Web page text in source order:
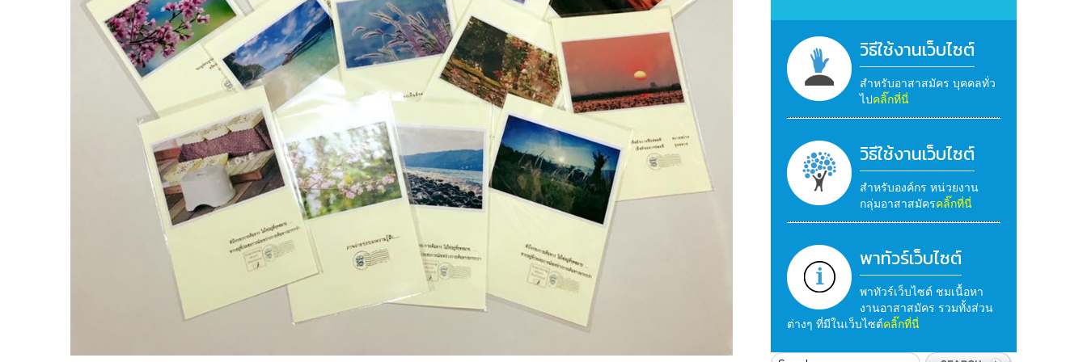
วิธีใช้งานเว็บไซต์
สำหรับอาสาสมัคร บุคคลทั่ว
ไปคลิ๊กที่นี่
วิธีใช้งานเว็บไซต์
สำหรับองค์กร หน่วยงาน
กลุ่มอาสาสมัครคลิ๊กที่นี่
พาทัวร์เว็บไซต์
พาทัวร์เว็บไซต์ ชมเนื้อหา
งานอาสาสมัคร รวมทั้งส่วน
ต่างๆ ที่มีในเว็บไซต์คลิ๊กที่นี่